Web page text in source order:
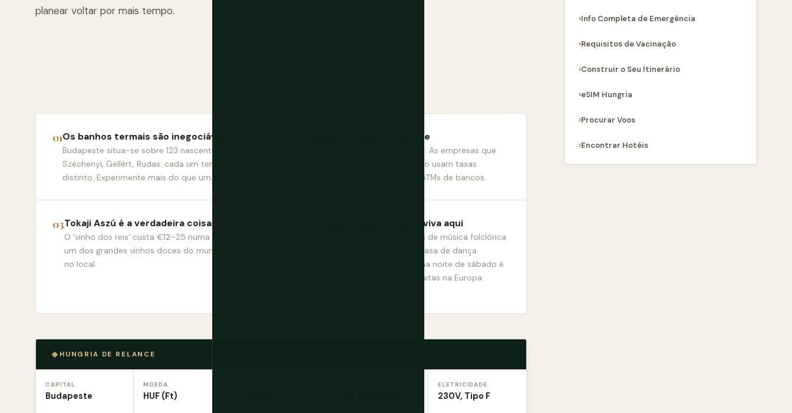
planear voltar por mais tempo.
Os banhos termais são inegociáveis
Budapeste situa-se sobre 123 nascentes termais.
Széchenyi, Gellért, Rudas: cada um tem um caráter
distinto. Experimente mais do que um.
Pague em Forints, sempre
A Hungria usa HUF, não o Euro. As empresas que
oferecem pagamento em Euro usam taxas
terríveis. Levante Forints em ATMs de bancos.
Tokaji Aszú é a verdadeira coisa
O 'vinho dos reis' custa €12–25 numa adega e é
um dos grandes vinhos doces do mundo. Compre
no local.
A música folclórica está viva aqui
A Hungria tem uma das cenas de música folclórica
mais ativas da Europa. Uma casa de dança
(táncház) em Budapeste numa noite de sábado é
uma das grandes noites gratuitas na Europa
HUNGRIA DE RELANCE
CAPITAL
Budapeste
MOEDA
HUF (Ft)
ELETRICIDADE
230V, Tipo F
Info Completa de Emergência
Requisitos de Vacinação
Construir o Seu Itinerário
eSIM Hungria
Procurar Voos
Encontrar Hotéis